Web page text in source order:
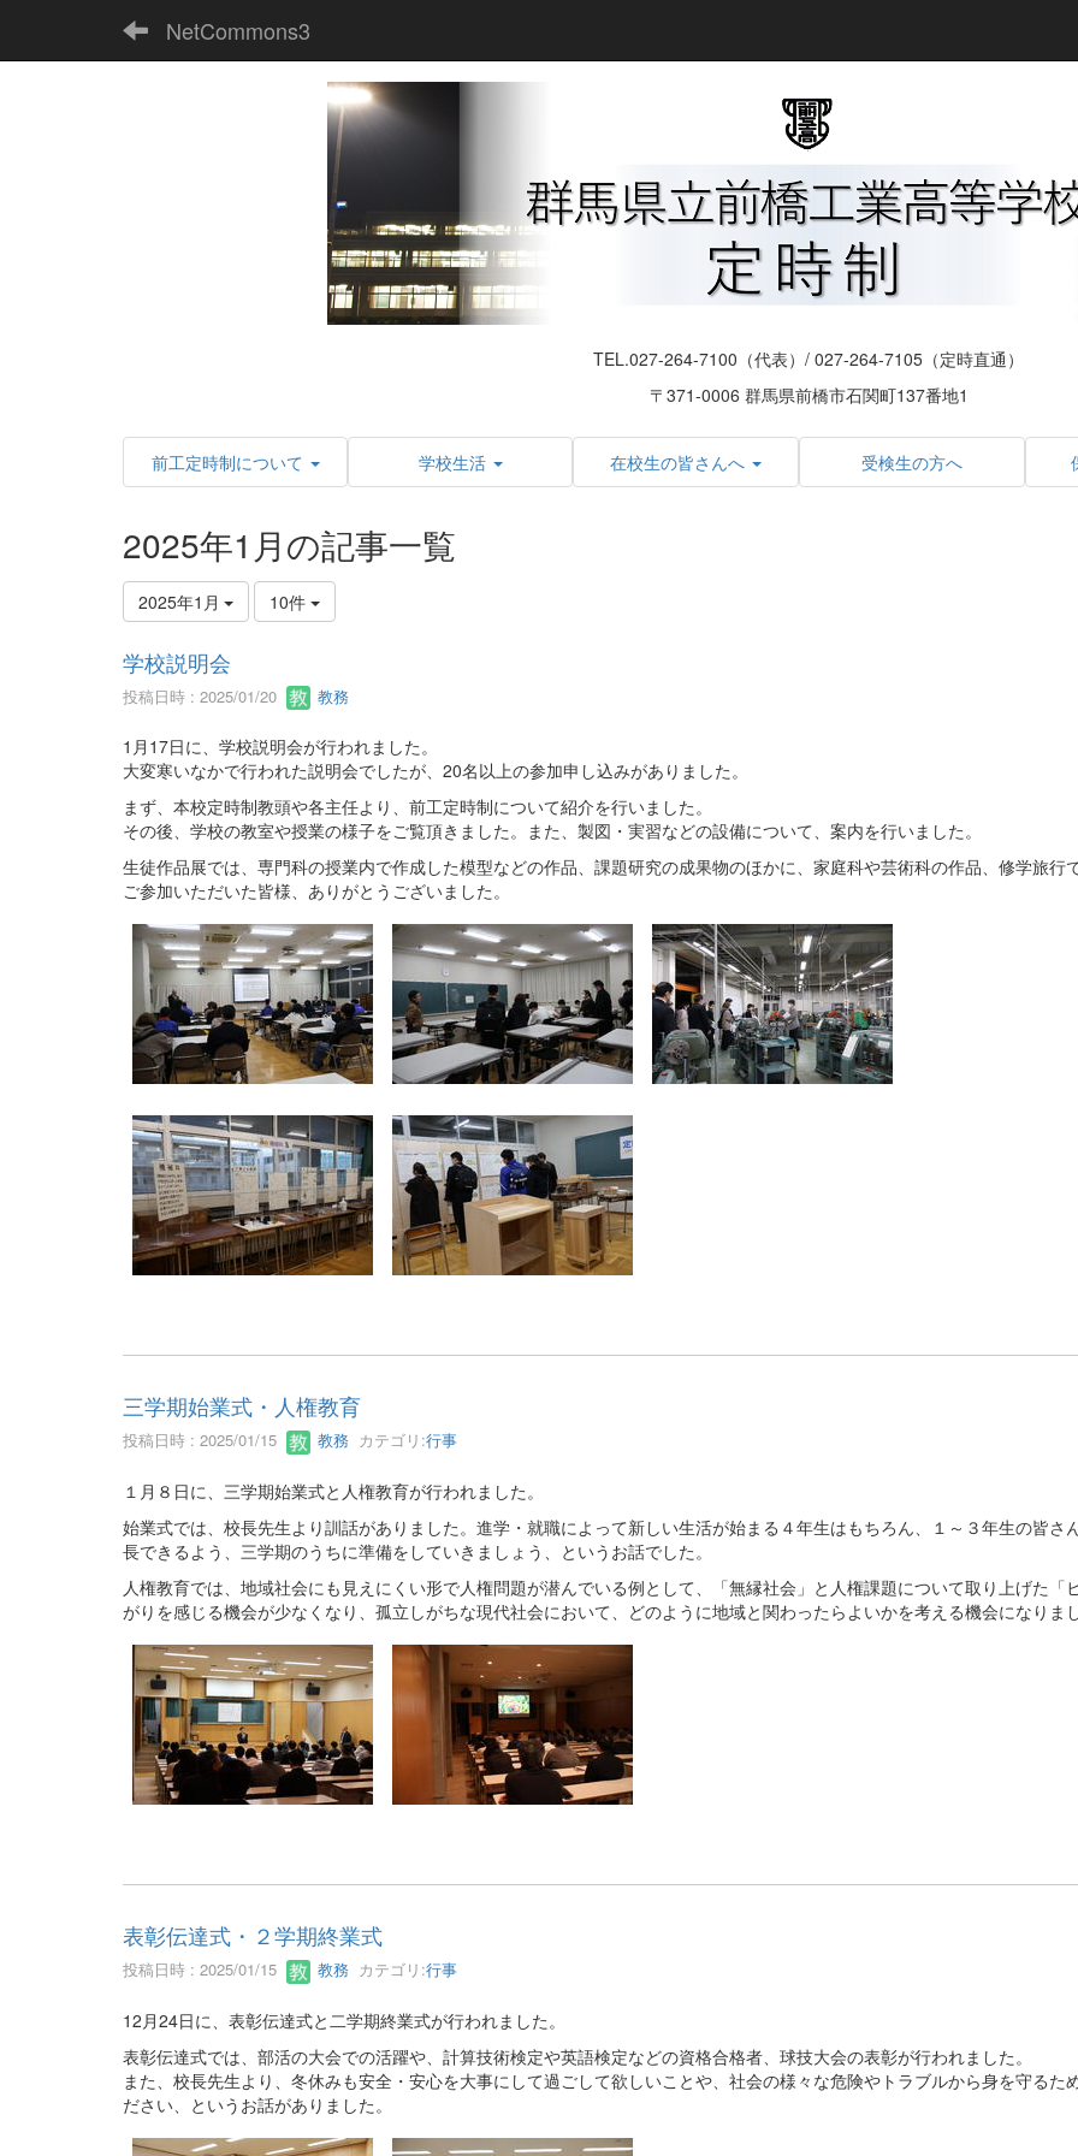
NetCommons3
TEL.027-264-7100（代表）/ 027-264-7105（定時直通）
〒371-0006 群馬県前橋市石関町137番地1
前工定時制について 学校生活 在校生の皆さんへ 受検生の方へ
2025年1月の記事一覧
2025年1月 10件
学校説明会
投稿日時 : 2025/01/20 教務
1月17日に、学校説明会が行われました。
大変寒いなかで行われた説明会でしたが、20名以上の参加申し込みがありました。
まず、本校定時制教頭や各主任より、前工定時制について紹介を行いました。
その後、学校の教室や授業の様子をご覧頂きました。また、製図・実習などの設備について、案内を行いました。
生徒作品展では、専門科の授業内で作成した模型などの作品、課題研究の成果物のほかに、家庭科や芸術科の作品、修学旅行
ご参加いただいた皆様、ありがとうございました。
三学期始業式・人権教育
投稿日時 : 2025/01/15 教務 カテゴリ:行事
１月８日に、三学期始業式と人権教育が行われました。
始業式では、校長先生より訓話がありました。進学・就職によって新しい生活が始まる４年生はもちろん、１～３年生の皆
長できるよう、三学期のうちに準備をしていきましょう、というお話でした。
人権教育では、地域社会にも見えにくい形で人権問題が潜んでいる例として、「無縁社会」と人権課題について取り上げた
がりを感じる機会が少なくなり、孤立しがちな現代社会において、どのように地域と関わったらよいかを考える機会になりまし
表彰伝達式・２学期終業式
投稿日時 : 2025/01/15 教務 カテゴリ:行事
12月24日に、表彰伝達式と二学期終業式が行われました。
表彰伝達式では、部活の大会での活躍や、計算技術検定や英語検定などの資格合格者、球技大会の表彰が行われました。
また、校長先生より、冬休みも安全・安心を大事にして過ごして欲しいことや、社会の様々な危険やトラブルから身を守るた
ださい、というお話がありました。